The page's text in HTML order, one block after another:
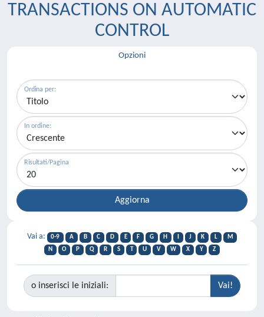
TRANSACTIONS ON AUTOMATIC
CONTROL
Opzioni
Ordina per:
In ordine:
Risultati/Pagina
Vai a: 0-9 A B C D E F G H J K L
M
N
O P Q R S T U V W X Y Z
o inserisci le iniziali: